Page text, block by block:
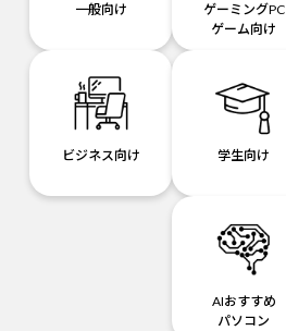
一般向け
ゲーミングPC
ゲーム向け
ビジネス向け 学生向け
AIおすすめ
パソコン